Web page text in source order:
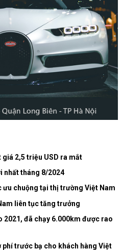
2,5 triệu USD ra mắt
nhất tháng 8/2024
ưu chuộng tại thị trường Việt Nam
liên tục tăng trưởng
2021, đã chạy 6.000km được rao
phí trước bạ cho khách hàng Việt